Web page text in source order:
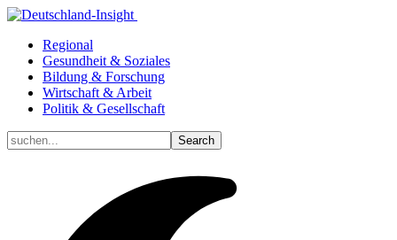
Regional
Gesundheit & Soziales
Bildung & Forschung
Wirtschaft & Arbeit
Politik & Gesellschaft